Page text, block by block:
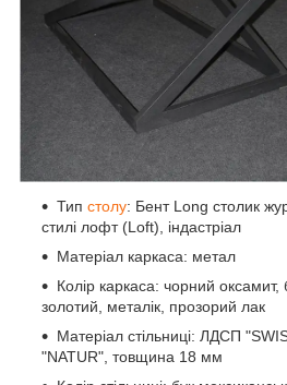
Тип столу: Бент Long столик
стилі лофт (Loft), індастріал
Матеріал каркаса: метал
Колір каркаса: чорний оксамит,
золотий, металік, прозорий лак
Матеріал стільниці: ЛДСП
"NATUR", товщина 18 мм